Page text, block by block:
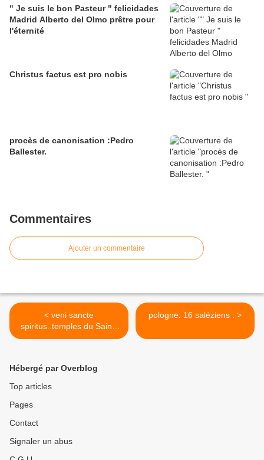
" Je suis le bon Pasteur " felicidades
Madrid Alberto del Olmo prêtre pour
l'éternité
Christus factus est pro nobis
procès de canonisation :Pedro
Ballester.
Commentaires
Ajouter un commentaire
< veni sancte
spiritus..temples du Saint-
Esprit.
pologne: 16 saléziens . >
Hébergé par Overblog
Top articles
Pages
Contact
Signaler un abus